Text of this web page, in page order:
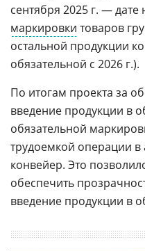
сентября 2025 г. — дате
маркировки товаров
остальной продукции
обязательной с 2026 г.).
По итогам проекта за
введение продукции в
обязательной
трудоемкой операции
конвейер. Это
обеспечить
введение продукции в